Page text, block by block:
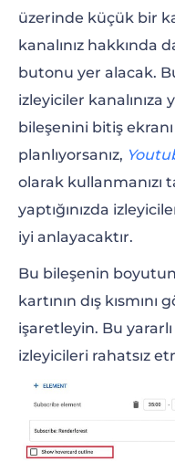
üzerinde küçük bir
kanalınız hakkında
butonu yer alacak.
izleyiciler
bileşenini bitiş ekranı
planlıyorsanız,
olarak kullanmanızı
yaptığınızda
iyi anlayacaktır.
Bu bileşenin
kartının dış
işaretleyin. Bu
izleyicileri rahatsız